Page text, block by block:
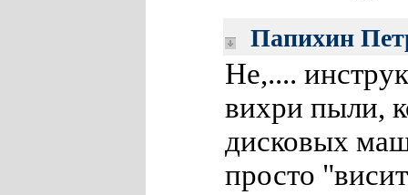
Папихин
Не,....
вихри пыли,
дисковых
просто